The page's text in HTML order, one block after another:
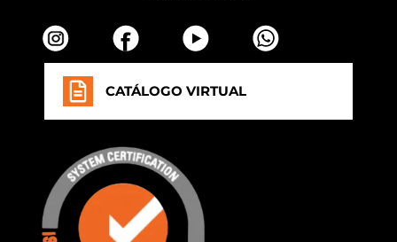
CATÁLOGO VIRTUAL